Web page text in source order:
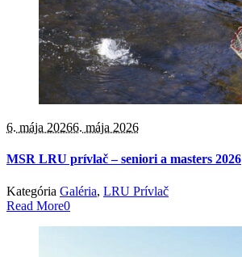
6. mája 20266. mája 2026
MSR LRU prívlač – seniori a masters 2026
Kategória Galéria, LRU Prívlač
Read More0